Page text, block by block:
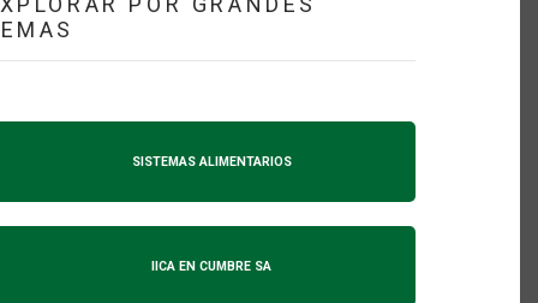
SISTEMAS ALIMENTARIOS
IICA EN CUMBRE SA